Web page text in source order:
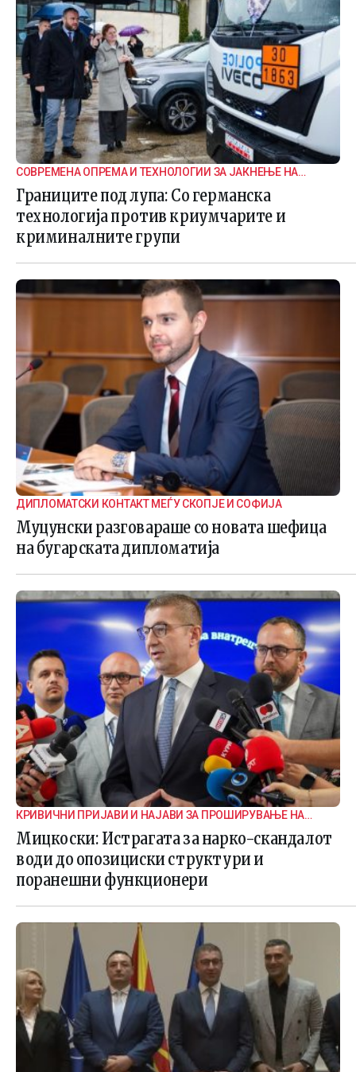
СОВРЕМЕНА ОПРЕМА И ТЕХНОЛОГИИ ЗА ЈАКНЕЊЕ НА
ГРАНИЧНАТА БЕЗБЕДНОСТ
Границите под лупа: Со германска
технологија против криумчарите и
криминалните групи
ДИПЛОМАТСКИ КОНТАКТ МЕЃУ СКОПЈЕ И СОФИЈА
Муцунски разговараше со новата шефица
на бугарската дипломатија
КРИВИЧНИ ПРИЈАВИ И НАЈАВИ ЗА ПРОШИРУВАЊЕ НА
ИСТРАГАТА
Мицкоски: Истрагата за нарко-скандалот
води до опозициски структури и
поранешни функционери